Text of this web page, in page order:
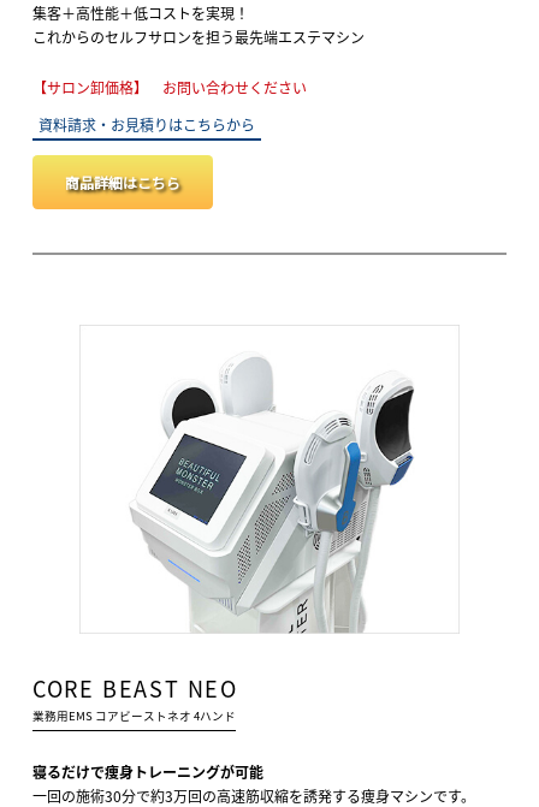
集客＋高性能＋低コストを実現！
これからのセルフサロンを担う最先端エステマシン
【サロン卸価格】 お問い合わせください
資料請求・お見積りはこちらから
商品詳細はこちら
CORE BEAST NEO
業務用EMS コアビーストネオ 4ハンド
寝るだけで痩身トレーニングが可能
一回の施術30分で約3万回の高速筋収縮を誘発する痩身マシンです。